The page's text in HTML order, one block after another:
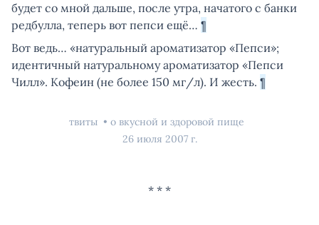
будет со мной дальше, после утра, начатого с банки
редбулла, теперь вот пепси ещё… ¶
Вот ведь… «натуральный ароматизатор «Пепси»;
идентичный натуральному ароматизатор «Пепси
Чилл». Кофеин (не более 150 мг/л). И жесть. ¶
твиты
о вкусной и здоровой пище
26 июля 2007 г.